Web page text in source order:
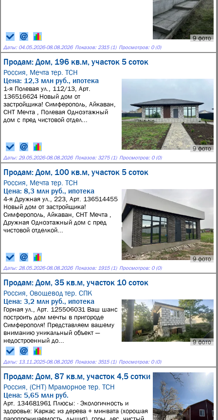
9 фото
Даты: 04.05.2026-08.08.2026 Показов: 2315 (1) Просмотров: 0 (0)
Продам: Дом, 196 кв.м, участок 5 соток
Россия, Мечта тер. ТСН
9 фото
Цена: 12,3 млн руб., ипотека
1-я Полевая ул., 112/13, Арт.
136516624 Новый дом от
застройщика! Симферополь, Айкаван,
СНТ Мечта , Полевая Одноэтажный
дом с пред чистовой отдел...
Даты: 29.05.2026-08.08.2026 Показов: 3275 (1) Просмотров: 0 (0)
Продам: Дом, 100 кв.м, участок 5 соток
Россия, Мечта тер. ТСН
9 фото
Цена: 8,3 млн руб., ипотека
4-я Дружная ул., 223, Арт. 136514455
Новый дом от застройщика!
Симферополь, Айкаван, СНТ Мечта ,
Дружная Одноэтажный дом с пред
чистовой отделкой...
Даты: 28.05.2026-08.08.2026 Показов: 1915 (1) Просмотров: 0 (0)
Продам: Дом, 35 кв.м, участок 10 соток
Россия, Овощевод тер. СПК
9 фото
Цена: 3,2 млн руб., ипотека
Горная ул., Арт. 125506031 Ваш шанс
построить дом мечты в пригороде
Симферополя! Представляем вашему
вниманию уникальный объект —
недостроенный до...
Даты: 13.11.2025-08.08.2026 Показов: 3515 (1) Просмотров: 0 (0)
Продам: Дом, 87 кв.м, участок 4,5 сотки
Россия, (СНТ) Мраморное тер. ТСН
Цена: 5,65 млн руб.
Арт. 134681961 Плюсы: · Экологичность и
здоровье: Каркас из дерева + минвата (хорошая